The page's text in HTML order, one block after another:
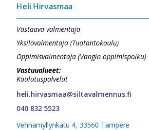
Heli Hirvasmaa
Vastaava valmentaja
Yksilövalmentaja (Tuotantokoulu)
Oppimisvalmentaja (Vangin oppimispolku)
Vastuualueet:
Koulutuspalvelut
heli.hirvasmaa@siltavalmennus.fi
040 832 5523
Vehnämyllynkatu 4, 33560 Tampere